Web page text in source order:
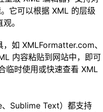
它可以根据 XML 的层级
。
如 XMLFormatter.com、
内容粘贴到网站中，即可
临时使用或快速查看 XML
Sublime Text）都支持